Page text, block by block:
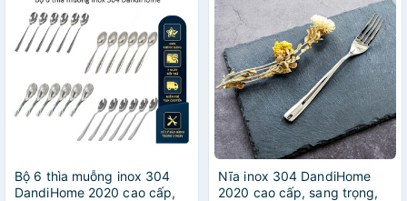
Bộ 6 thìa muỗng inox 304
DandiHome 2020 cao cấp,
Nĩa inox 304 DandiHome
2020 cao cấp, sang trọng,